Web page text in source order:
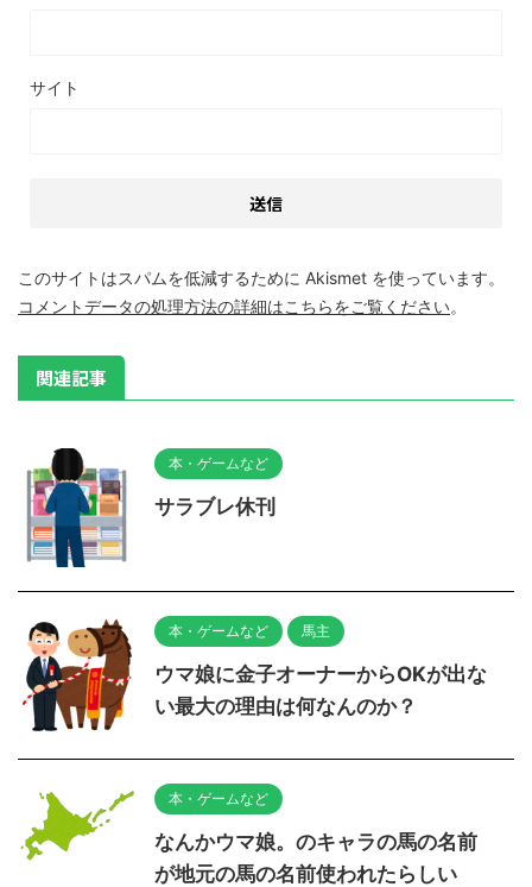
サイト
このサイトはスパムを低減するために Akismet を使っています。
コメントデータの処理方法の詳細はこちらをご覧ください。
関連記事
本・ゲームなど
サラブレ休刊
本・ゲームなど 馬主
ウマ娘に金子オーナーからOKが出な
い最大の理由は何なんのか？
本・ゲームなど
なんかウマ娘。のキャラの馬の名前
が地元の馬の名前使われたらしい